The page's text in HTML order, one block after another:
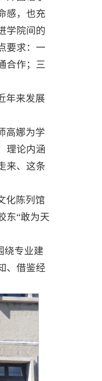
感，也充
学院间的
要求：一
合作；三
年来发展
高娜为学
理论内涵
来、这条
化陈列馆
东“敢为天
绕专业建
、借鉴经